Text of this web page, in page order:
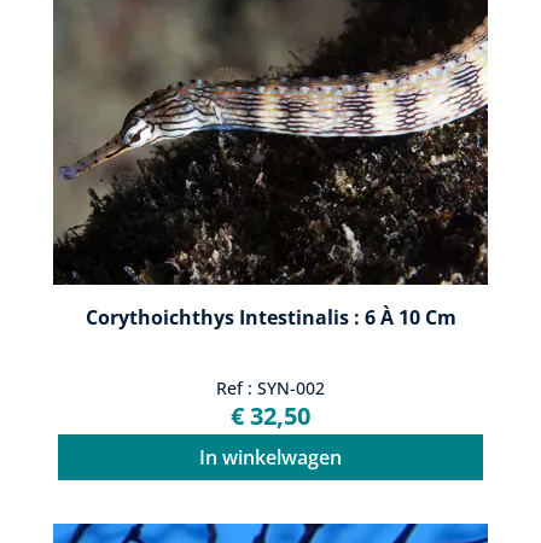
Corythoichthys Intestinalis : 6 À 10 Cm
Ref : SYN-002
€ 32,50
In winkelwagen